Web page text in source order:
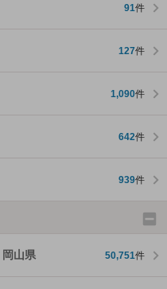
91件
127件
1,090件
642件
939件
岡山県 50,751件